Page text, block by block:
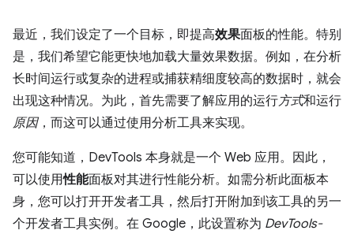
最近，我们设定了一个目标，即提高效果面板的性能。特别
是，我们希望它能更快地加载大量效果数据。例如，在分析
长时间运行或复杂的进程或捕获精细度较高的数据时，就会
出现这种情况。为此，首先需要了解应用的运行方式和运行
原因，而这可以通过使用分析工具来实现。
您可能知道，DevTools 本身就是一个 Web 应用。因此，
可以使用性能面板对其进行性能分析。如需分析此面板本
身，您可以打开开发者工具，然后打开附加到该工具的另一
个开发者工具实例。在 Google，此设置称为 DevTools-